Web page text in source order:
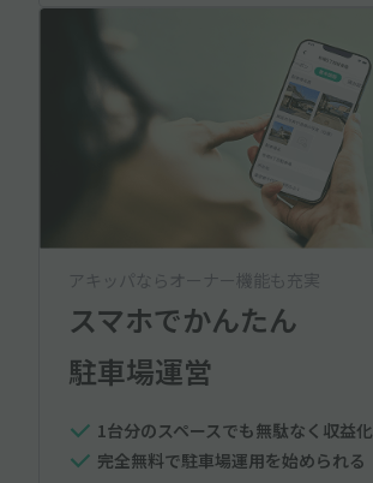
アキッパならオーナー機能も充実
スマホでかんたん
駐車場運営
1台分のスペースでも無駄なく収益化
完全無料で駐車場運用を始められる